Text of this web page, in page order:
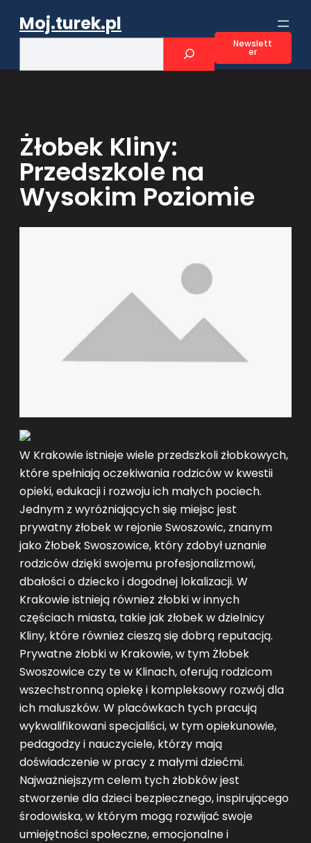
Moj.turek.pl
h
Newslett
er
Żłobek Kliny:
Przedszkole na
Wysokim Poziomie
W Krakowie istnieje wiele przedszkoli żłobkowych,
które spełniają oczekiwania rodziców w kwestii
opieki, edukacji i rozwoju ich małych pociech.
Jednym z wyróżniających się miejsc jest
prywatny żłobek w rejonie Swoszowic, znanym
jako Żłobek Swoszowice, który zdobył uznanie
rodziców dzięki swojemu profesjonalizmowi,
dbałości o dziecko i dogodnej lokalizacji. W
Krakowie istnieją również żłobki w innych
częściach miasta, takie jak żłobek w dzielnicy
Kliny, które również cieszą się dobrą reputacją.
Prywatne żłobki w Krakowie, w tym Żłobek
Swoszowice czy te w Klinach, oferują rodzicom
wszechstronną opiekę i kompleksowy rozwój dla
ich maluszków. W placówkach tych pracują
wykwalifikowani specjaliści, w tym opiekunowie,
pedagodzy i nauczyciele, którzy mają
doświadczenie w pracy z małymi dziećmi.
Najważniejszym celem tych żłobków jest
stworzenie dla dzieci bezpiecznego, inspirującego
środowiska, w którym mogą rozwijać swoje
umiejętności społeczne, emocjonalne i